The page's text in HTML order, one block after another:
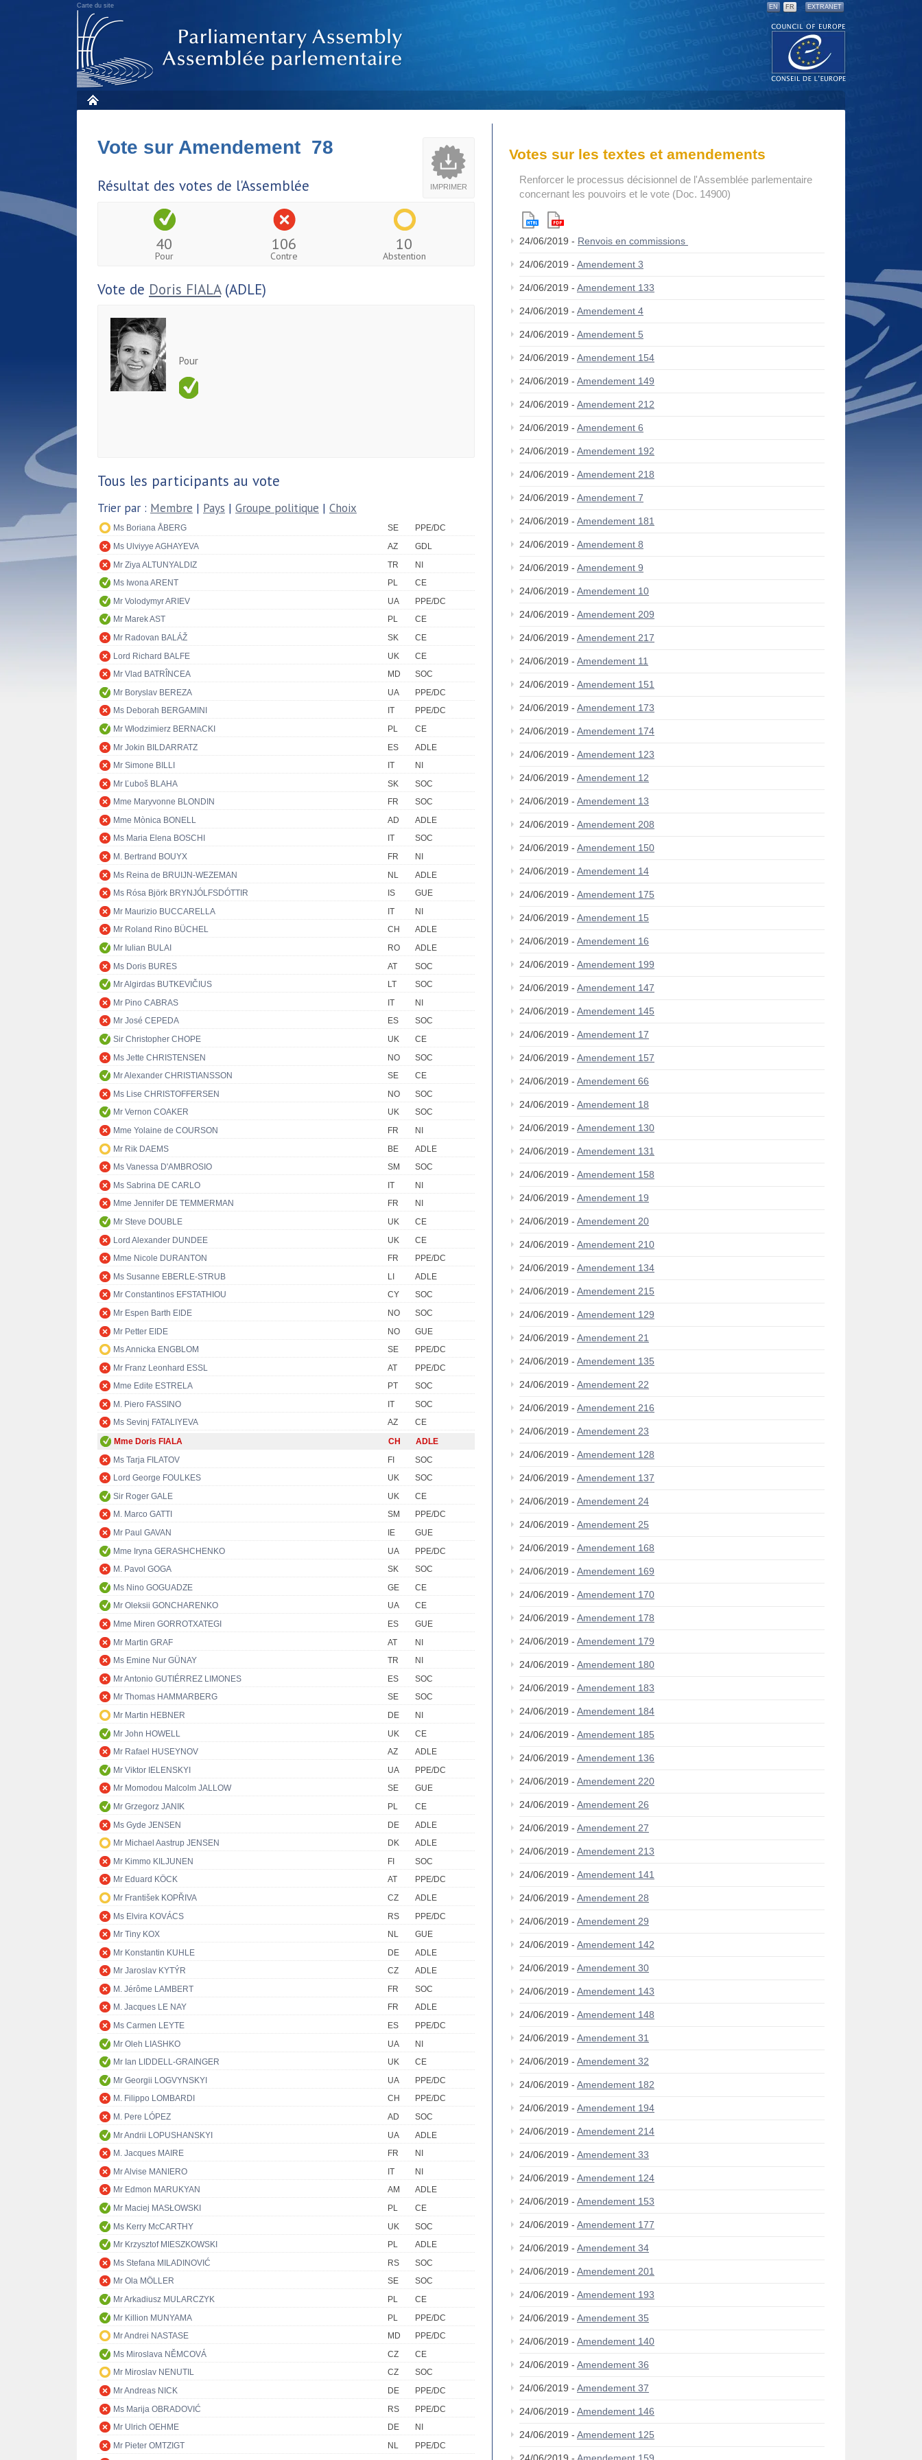
Carte du site EN FR EXTRANET
IMPRIMER
Vote sur Amendement 78
Résultat des votes de l'Assemblée
40
Pour
106
Contre
10
Abstention
Vote de Doris FIALA(ADLE)
Pour
Tous les participants au vote
Trier par : Membre | Pays | Groupe politique | Choix
Ms Boriana ÅBERG SE
PPE/DC
Ms Ulviyye AGHAYEVA
AZ
GDL
Mr Ziya ALTUNYALDIZ
TR
NI
Ms Iwona ARENT
PL
CE
Mr Volodymyr ARIEV
UA
PPE/DC
Mr Marek AST
PL
CE
Mr Radovan BALÁŽ
SK
CE
Lord Richard BALFE
UK
CE
Mr Vlad BATRÎNCEA
MD
SOC
Mr Boryslav BEREZA
UA
PPE/DC
Ms Deborah BERGAMINI
IT
PPE/DC
Mr Włodzimierz BERNACKI
PL
CE
Mr Jokin BILDARRATZ
ES
ADLE
Mr Simone BILLI
IT
NI
Mr Ľuboš BLAHA
SK
SOC
Mme Maryvonne BLONDIN
FR
SOC
Mme Mònica BONELL
AD
ADLE
Ms Maria Elena BOSCHI
IT
SOC
M. Bertrand BOUYX
FR
NI
Ms Reina de BRUIJN-WEZEMAN
NL
ADLE
Ms Rósa Björk BRYNJÓLFSDÓTTIR
IS
GUE
Mr Maurizio BUCCARELLA
IT
NI
Mr Roland Rino BÜCHEL
CH
ADLE
Mr Iulian BULAI
RO
ADLE
Ms Doris BURES
AT
SOC
Mr Algirdas BUTKEVIČIUS
LT
SOC
Mr Pino CABRAS
IT
NI
Mr José CEPEDA
ES
SOC
Sir Christopher CHOPE
UK
CE
Ms Jette CHRISTENSEN
NO
SOC
Mr Alexander CHRISTIANSSON
SE
CE
Ms Lise CHRISTOFFERSEN
NO
SOC
Mr Vernon COAKER
UK
SOC
Mme Yolaine de COURSON
FR
NI
Mr Rik DAEMS
BE
ADLE
Ms Vanessa D'AMBROSIO
SM
SOC
Ms Sabrina DE CARLO
IT
NI
Mme Jennifer DE TEMMERMAN
FR
NI
Mr Steve DOUBLE
UK
CE
Lord Alexander DUNDEE
UK
CE
Mme Nicole DURANTON
FR
PPE/DC
Ms Susanne EBERLE-STRUB
LI
ADLE
Mr Constantinos EFSTATHIOU
CY
SOC
Mr Espen Barth EIDE
NO
SOC
Mr Petter EIDE
NO
GUE
Ms Annicka ENGBLOM
SE
PPE/DC
Mr Franz Leonhard ESSL
AT
PPE/DC
Mme Edite ESTRELA
PT
SOC
M. Piero FASSINO
IT
SOC
Ms Sevinj FATALIYEVA
AZ
CE
Mme Doris FIALA
CH
ADLE
Ms Tarja FILATOV
FI
SOC
Lord George FOULKES
UK
SOC
Sir Roger GALE
UK
CE
M. Marco GATTI
SM
PPE/DC
Mr Paul GAVAN
IE
GUE
Mme Iryna GERASHCHENKO
UA
PPE/DC
M. Pavol GOGA
SK
SOC
Ms Nino GOGUADZE
GE
CE
Mr Oleksii GONCHARENKO
UA
CE
Mme Miren GORROTXATEGI
ES
GUE
Mr Martin GRAF
AT
NI
Ms Emine Nur GÜNAY
TR
NI
Mr Antonio GUTIÉRREZ LIMONES
ES
SOC
Mr Thomas HAMMARBERG
SE
SOC
Mr Martin HEBNER
DE
NI
Mr John HOWELL
UK
CE
Mr Rafael HUSEYNOV
AZ
ADLE
Mr Viktor IELENSKYI
UA
PPE/DC
Mr Momodou Malcolm JALLOW
SE
GUE
Mr Grzegorz JANIK
PL
CE
Ms Gyde JENSEN
DE
ADLE
Mr Michael Aastrup JENSEN
DK
ADLE
Mr Kimmo KILJUNEN
FI
SOC
Mr Eduard KÖCK
AT
PPE/DC
Mr František KOPŘIVA
CZ
ADLE
Ms Elvira KOVÁCS
RS
PPE/DC
Mr Tiny KOX
NL
GUE
Mr Konstantin KUHLE
DE
ADLE
Mr Jaroslav KYTÝR
CZ
ADLE
M. Jérôme LAMBERT
FR
SOC
M. Jacques LE NAY
FR
ADLE
Ms Carmen LEYTE
ES
PPE/DC
Mr Oleh LIASHKO
UA
NI
Mr Ian LIDDELL-GRAINGER
UK
CE
Mr Georgii LOGVYNSKYI
UA
PPE/DC
M. Filippo LOMBARDI
CH
PPE/DC
M. Pere LÓPEZ
AD
SOC
Mr Andrii LOPUSHANSKYI
UA
ADLE
M. Jacques MAIRE
FR
NI
Mr Alvise MANIERO
IT
NI
Mr Edmon MARUKYAN
AM
ADLE
Mr Maciej MASŁOWSKI
PL
CE
Ms Kerry McCARTHY
UK
SOC
Mr Krzysztof MIESZKOWSKI
PL
ADLE
Ms Stefana MILADINOVIĆ
RS
SOC
Mr Ola MÖLLER
SE
SOC
Mr Arkadiusz MULARCZYK
PL
CE
Mr Killion MUNYAMA
PL
PPE/DC
Mr Andrei NASTASE
MD
PPE/DC
Ms Miroslava NĚMCOVÁ
CZ
CE
Mr Miroslav NENUTIL
CZ
SOC
Mr Andreas NICK
DE
PPE/DC
Ms Marija OBRADOVIĆ
RS
PPE/DC
Mr Ulrich OEHME
DE
NI
Mr Pieter OMTZIGT
NL
PPE/DC
Votes sur les textes et amendements
Renforcer le processus décisionnel de l'Assemblée parlementaire
concernant les pouvoirs et le vote (Doc. 14900)
24/06/2019 - Renvois en commissions
24/06/2019 - Amendement 3
24/06/2019 - Amendement 133
24/06/2019 - Amendement 4
24/06/2019 - Amendement 5
24/06/2019 - Amendement 154
24/06/2019 - Amendement 149
24/06/2019 - Amendement 212
24/06/2019 - Amendement 6
24/06/2019 - Amendement 192
24/06/2019 - Amendement 218
24/06/2019 - Amendement 7
24/06/2019 - Amendement 181
24/06/2019 - Amendement 8
24/06/2019 - Amendement 9
24/06/2019 - Amendement 10
24/06/2019 - Amendement 209
24/06/2019 - Amendement 217
24/06/2019 - Amendement 11
24/06/2019 - Amendement 151
24/06/2019 - Amendement 173
24/06/2019 - Amendement 174
24/06/2019 - Amendement 123
24/06/2019 - Amendement 12
24/06/2019 - Amendement 13
24/06/2019 - Amendement 208
24/06/2019 - Amendement 150
24/06/2019 - Amendement 14
24/06/2019 - Amendement 175
24/06/2019 - Amendement 15
24/06/2019 - Amendement 16
24/06/2019 - Amendement 199
24/06/2019 - Amendement 147
24/06/2019 - Amendement 145
24/06/2019 - Amendement 17
24/06/2019 - Amendement 157
24/06/2019 - Amendement 66
24/06/2019 - Amendement 18
24/06/2019 - Amendement 130
24/06/2019 - Amendement 131
24/06/2019 - Amendement 158
24/06/2019 - Amendement 19
24/06/2019 - Amendement 20
24/06/2019 - Amendement 210
24/06/2019 - Amendement 134
24/06/2019 - Amendement 215
24/06/2019 - Amendement 129
24/06/2019 - Amendement 21
24/06/2019 - Amendement 135
24/06/2019 - Amendement 22
24/06/2019 - Amendement 216
24/06/2019 - Amendement 23
24/06/2019 - Amendement 128
24/06/2019 - Amendement 137
24/06/2019 - Amendement 24
24/06/2019 - Amendement 25
24/06/2019 - Amendement 168
24/06/2019 - Amendement 169
24/06/2019 - Amendement 170
24/06/2019 - Amendement 178
24/06/2019 - Amendement 179
24/06/2019 - Amendement 180
24/06/2019 - Amendement 183
24/06/2019 - Amendement 184
24/06/2019 - Amendement 185
24/06/2019 - Amendement 136
24/06/2019 - Amendement 220
24/06/2019 - Amendement 26
24/06/2019 - Amendement 27
24/06/2019 - Amendement 213
24/06/2019 - Amendement 141
24/06/2019 - Amendement 28
24/06/2019 - Amendement 29
24/06/2019 - Amendement 142
24/06/2019 - Amendement 30
24/06/2019 - Amendement 143
24/06/2019 - Amendement 148
24/06/2019 - Amendement 31
24/06/2019 - Amendement 32
24/06/2019 - Amendement 182
24/06/2019 - Amendement 194
24/06/2019 - Amendement 214
24/06/2019 - Amendement 33
24/06/2019 - Amendement 124
24/06/2019 - Amendement 153
24/06/2019 - Amendement 177
24/06/2019 - Amendement 34
24/06/2019 - Amendement 201
24/06/2019 - Amendement 193
24/06/2019 - Amendement 35
24/06/2019 - Amendement 140
24/06/2019 - Amendement 36
24/06/2019 - Amendement 37
24/06/2019 - Amendement 146
24/06/2019 - Amendement 125